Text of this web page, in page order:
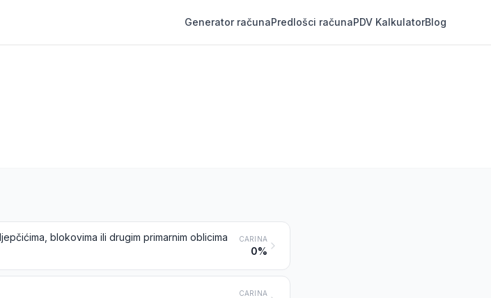
Generator računaPredlošci računaPDV KalkulatorBlog
blokovima ili drugim primarnim oblicima CARINA
0%
CARINA